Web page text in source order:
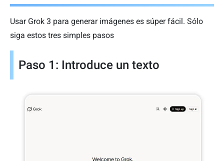
Usar Grok 3 para generar imágenes es súper fácil. Sólo
siga estos tres simples pasos
Paso 1: Introduce un texto